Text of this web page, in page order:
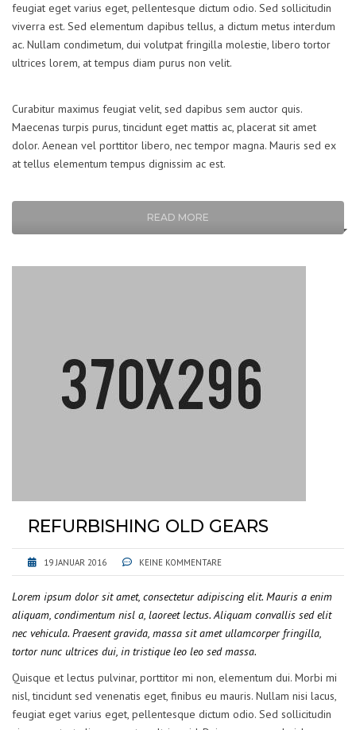
feugiat eget varius eget, pellentesque dictum odio. Sed sollicitudin
viverra est. Sed elementum dapibus tellus, a dictum metus interdum
ac. Nullam condimetum, dui volutpat fringilla molestie, libero tortor
ultrices lorem, at tempus diam purus non velit.
Curabitur maximus feugiat velit, sed dapibus sem auctor quis.
Maecenas turpis purus, tincidunt eget mattis ac, placerat sit amet
dolor. Aenean vel porttitor libero, nec tempor magna. Mauris sed ex
at tellus elementum tempus dignissim ac est.
READ MORE
REFURBISHING OLD GEARS
19 JANUAR 2016 KEINE KOMMENTARE
Lorem ipsum dolor sit amet, consectetur adipiscing elit. Mauris a enim
aliquam, condimentum nisl a, laoreet lectus. Aliquam convallis sed elit
nec vehicula. Praesent gravida, massa sit amet ullamcorper fringilla,
tortor nunc ultrices dui, in tristique leo leo sed massa.
Quisque et lectus pulvinar, porttitor mi non, elementum dui. Morbi mi
nisl, tincidunt sed venenatis eget, finibus eu mauris. Nullam nisi lacus,
feugiat eget varius eget, pellentesque dictum odio. Sed sollicitudin